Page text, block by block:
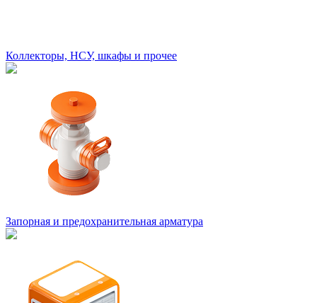
Коллекторы, НСУ, шкафы и прочее
Запорная и предохранительная арматура